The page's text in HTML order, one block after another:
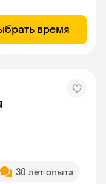
время
30 лет опыта